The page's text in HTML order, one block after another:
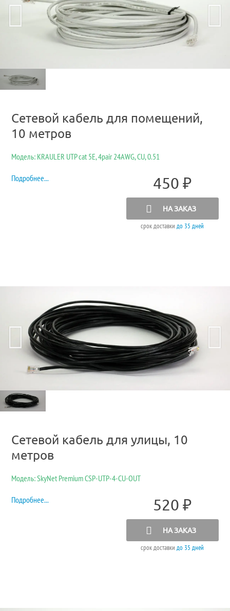
Сетевой кабель для помещений,
10 метров
Модель: KRAULER UTP cat 5E, 4pair 24AWG, CU, 0.51
Подробнее... 450 ₽
НА ЗАКАЗ
срок доставкидо 35 дней
Сетевой кабель для улицы, 10
метров
Модель: SkyNet Premium CSP-UTP-4-CU-OUT
Подробнее... 520 ₽
НА ЗАКАЗ
срок доставкидо 35 дней